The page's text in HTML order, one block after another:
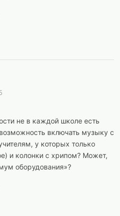
не в каждой школе есть
включать музыку с
у которых только
и колонки с хрипом? Может,
оборудования»?